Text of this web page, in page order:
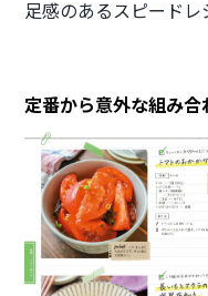
足感のあるスピードレ
定番から意外な組み合